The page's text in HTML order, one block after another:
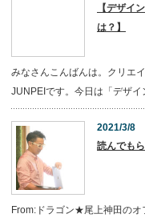
【デザイ
は？】
みなさんこんばんは。クリエ
JUNPEIです。今日は「デザイ
2021/3/8
読んでも
From:ドラゴン★尾上神田のオ